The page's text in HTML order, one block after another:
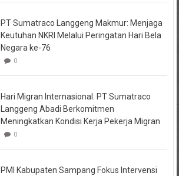
PT Sumatraco Langgeng Makmur: Menjaga
Keutuhan NKRI Melalui Peringatan Hari Bela
Negara ke-76
0
Hari Migran Internasional: PT Sumatraco
Langgeng Abadi Berkomitmen
Meningkatkan Kondisi Kerja Pekerja Migran
0
PMI Kabupaten Sampang Fokus Intervensi